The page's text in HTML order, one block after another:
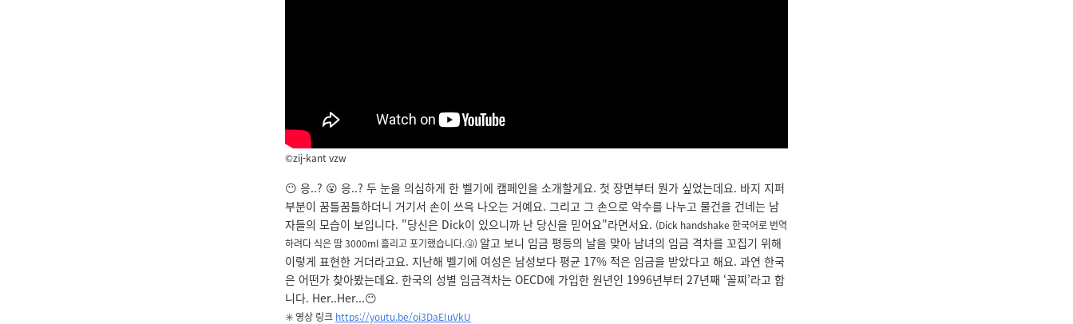
©zij-kant vzw
😶 응..? 😮 응..? 두 눈을 의심하게 한 벨기에 캠페인을 소개할게요. 첫 장면부터 뭔가 싶었는데요. 바지 지퍼
부분이 꿈틀꿈틀하더니 거기서 손이 쓰윽 나오는 거예요. 그리고 그 손으로 악수를 나누고 물건을 건네는 남
자들의 모습이 보입니다. "당신은 Dick이 있으니까 난 당신을 믿어요"라면서요. (Dick handshake 한국어로 번역
하려다 식은 땀 3000ml 흘리고 포기했습니다.🤧) 알고 보니 임금 평등의 날을 맞아 남녀의 임금 격차를 꼬집기 위해
이렇게 표현한 거더라고요. 지난해 벨기에 여성은 남성보다 평균 17% 적은 임금을 받았다고 해요. 과연 한국
은 어떤가 찾아봤는데요. 한국의 성별 임금격차는 OECD에 가입한 원년인 1996년부터 27년째 ‘꼴찌’라고 합
니다. Her..Her...😶
✳️ 영상 링크 https://youtu.be/oi3DaEIuVkU